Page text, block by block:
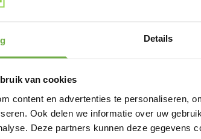
Details
van cookies
content en advertenties te personaliseren,
Ook delen we informatie over uw
Deze partners kunnen deze gegevens